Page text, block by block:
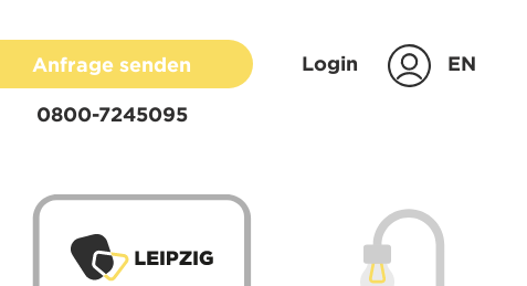
Anfrage senden
0800-7245095
Login EN